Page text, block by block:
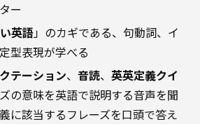
ー
英語」のカギである、句動詞、イ
型表現が学べる
テーション、 音読、 英英定義クイ
ズの意味を英語で説明する音声を聞
に該当するフレーズを口頭で答え